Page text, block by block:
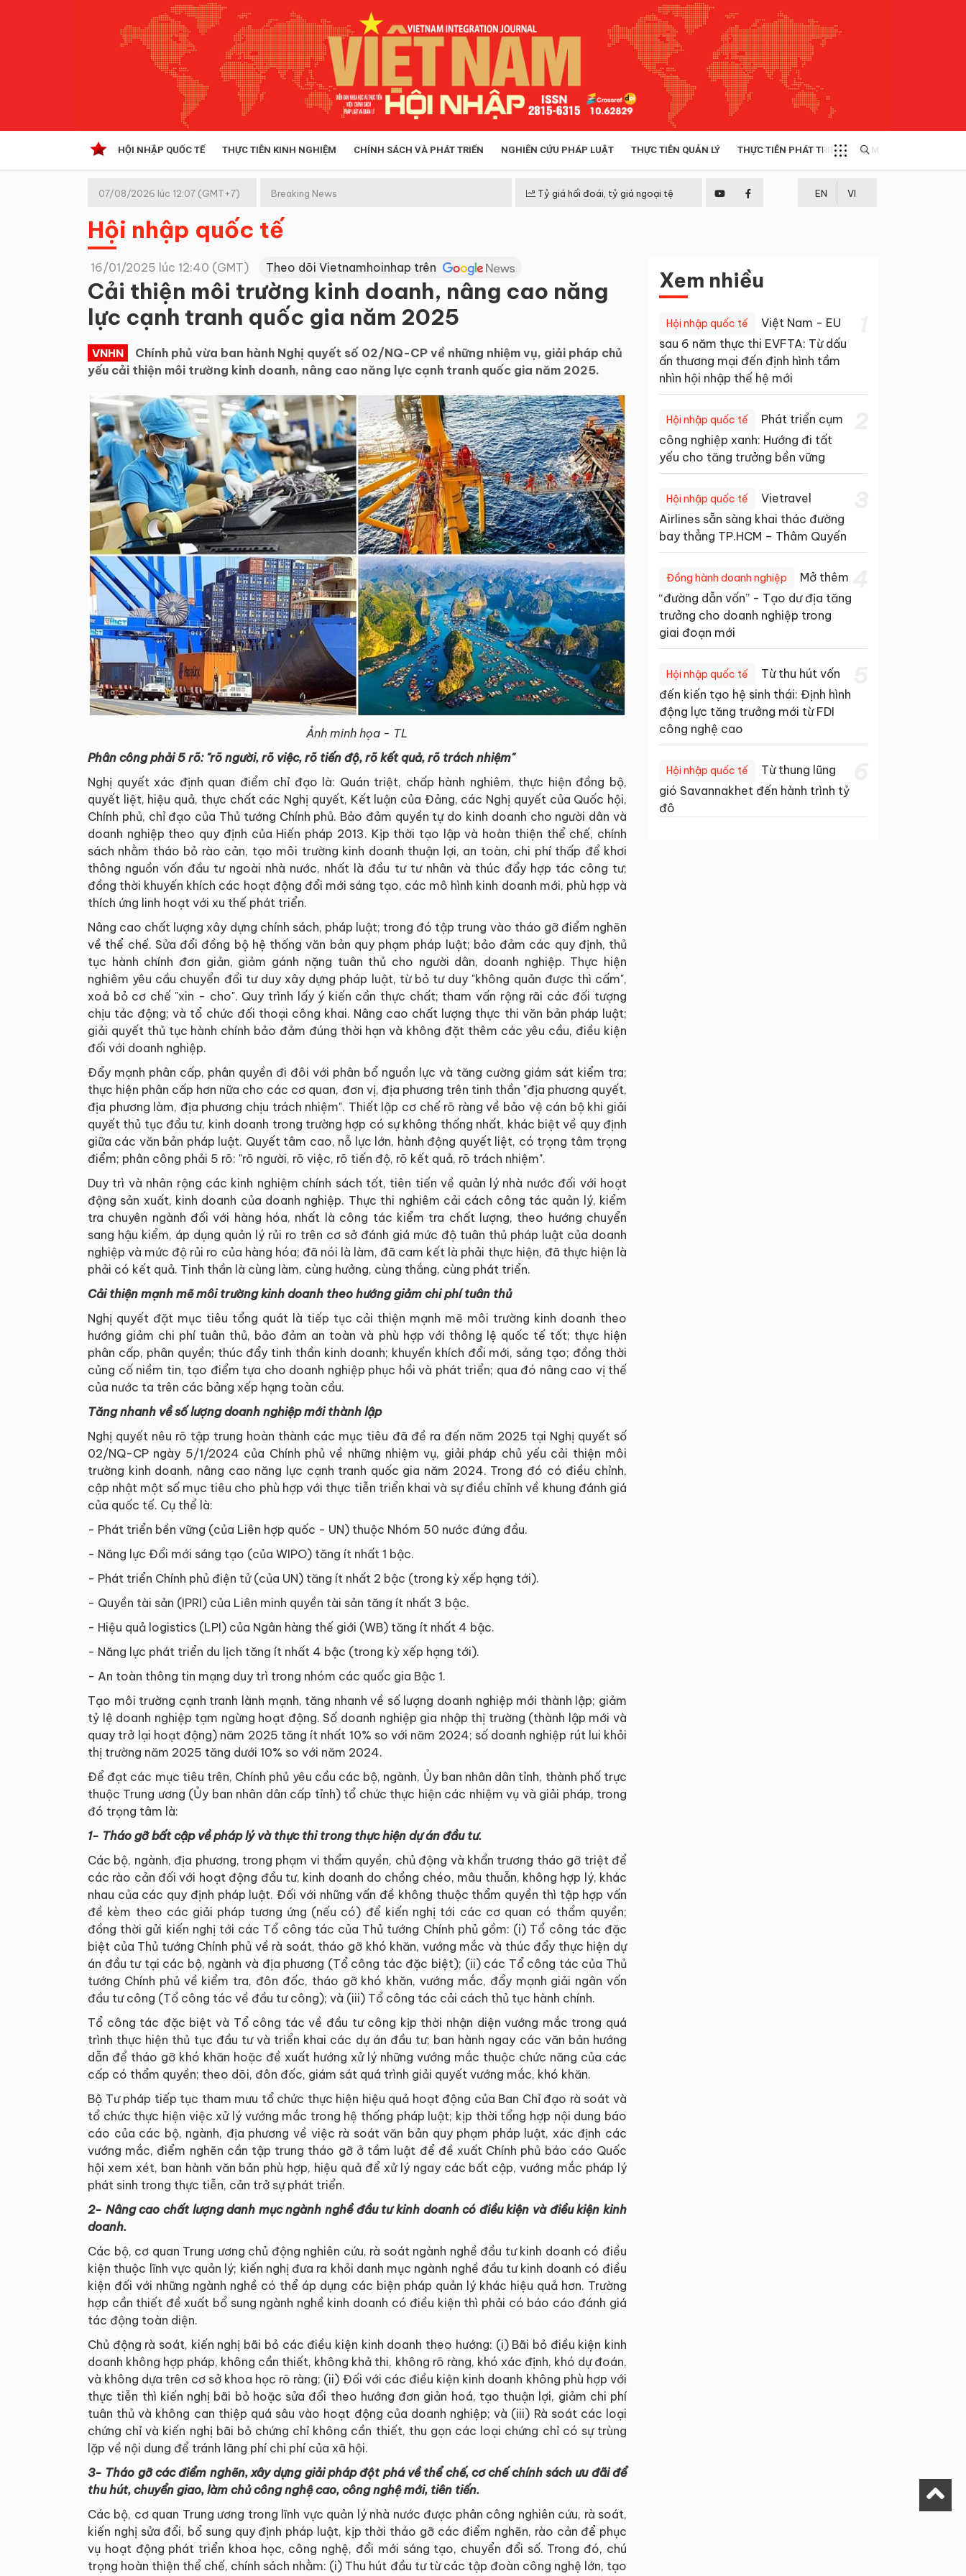
HỘI NHẬP QUỐC TẾ THỰC TIỄN KINH NGHIỆM CHÍNH SÁCH VÀ PHÁT TRIỂN NGHIÊN CỨU PHÁP LUẬT THỰC TIỄN QUẢN LÝ THỰC TIỄN PHÁT TRIỂN MULTIMEDIA
Kinh tế hội nhập
Doanh nghiệp
07/08/2026 lúc 12:07 (GMT+7) Breaking News Tỷ giá hối đoái, tỷ giá ngoại tệ EN VI
Hội nhập quốc tế
16/01/2025 lúc 12:40 (GMT) Theo dõi Vietnamhoinhap trên
Cải thiện môi trường kinh doanh, nâng cao năng
lực cạnh tranh quốc gia năm 2025
VNHN
Chính phủ vừa ban hành Nghị quyết số 02/NQ-CP về những nhiệm vụ, giải pháp chủ
yếu cải thiện môi trường kinh doanh, nâng cao năng lực cạnh tranh quốc gia năm 2025.
Ảnh minh họa - TL
Phân công phải 5 rõ: "rõ người, rõ việc, rõ tiến độ, rõ kết quả, rõ trách nhiệm"
Nghị quyết xác định quan điểm chỉ đạo là: Quán triệt, chấp hành nghiêm, thực hiện đồng bộ,
quyết liệt, hiệu quả, thực chất các Nghị quyết, Kết luận của Đảng, các Nghị quyết của Quốc hội,
Chính phủ, chỉ đạo của Thủ tướng Chính phủ. Bảo đảm quyền tự do kinh doanh cho người dân và
doanh nghiệp theo quy định của Hiến pháp 2013. Kịp thời tạo lập và hoàn thiện thể chế, chính
sách nhằm tháo bỏ rào cản, tạo môi trường kinh doanh thuận lợi, an toàn, chi phí thấp để khơi
thông nguồn vốn đầu tư ngoài nhà nước, nhất là đầu tư tư nhân và thúc đẩy hợp tác công tư;
đồng thời khuyến khích các hoạt động đổi mới sáng tạo, các mô hình kinh doanh mới, phù hợp và
thích ứng linh hoạt với xu thế phát triển.
Nâng cao chất lượng xây dựng chính sách, pháp luật; trong đó tập trung vào tháo gỡ điểm nghẽn
về thể chế. Sửa đổi đồng bộ hệ thống văn bản quy phạm pháp luật; bảo đảm các quy định, thủ
tục hành chính đơn giản, giảm gánh nặng tuân thủ cho người dân, doanh nghiệp. Thực hiện
nghiêm yêu cầu chuyển đổi tư duy xây dựng pháp luật, từ bỏ tư duy "không quản được thì cấm",
xoá bỏ cơ chế "xin - cho". Quy trình lấy ý kiến cần thực chất; tham vấn rộng rãi các đối tượng
chịu tác động; và tổ chức đối thoại công khai. Nâng cao chất lượng thực thi văn bản pháp luật;
giải quyết thủ tục hành chính bảo đảm đúng thời hạn và không đặt thêm các yêu cầu, điều kiện
đối với doanh nghiệp.
Đẩy mạnh phân cấp, phân quyền đi đôi với phân bổ nguồn lực và tăng cường giám sát kiểm tra;
thực hiện phân cấp hơn nữa cho các cơ quan, đơn vị, địa phương trên tinh thần "địa phương quyết,
địa phương làm, địa phương chịu trách nhiệm". Thiết lập cơ chế rõ ràng về bảo vệ cán bộ khi giải
quyết thủ tục đầu tư, kinh doanh trong trường hợp có sự không thống nhất, khác biệt về quy định
giữa các văn bản pháp luật. Quyết tâm cao, nỗ lực lớn, hành động quyết liệt, có trọng tâm trọng
điểm; phân công phải 5 rõ: "rõ người, rõ việc, rõ tiến độ, rõ kết quả, rõ trách nhiệm".
Duy trì và nhân rộng các kinh nghiệm chính sách tốt, tiên tiến về quản lý nhà nước đối với hoạt
động sản xuất, kinh doanh của doanh nghiệp. Thực thi nghiêm cải cách công tác quản lý, kiểm
tra chuyên ngành đối với hàng hóa, nhất là công tác kiểm tra chất lượng, theo hướng chuyển
sang hậu kiểm, áp dụng quản lý rủi ro trên cơ sở đánh giá mức độ tuân thủ pháp luật của doanh
nghiệp và mức độ rủi ro của hàng hóa; đã nói là làm, đã cam kết là phải thực hiện, đã thực hiện là
phải có kết quả. Tinh thần là cùng làm, cùng hưởng, cùng thắng, cùng phát triển.
Cải thiện mạnh mẽ môi trường kinh doanh theo hướng giảm chi phí tuân thủ
Nghị quyết đặt mục tiêu tổng quát là tiếp tục cải thiện mạnh mẽ môi trường kinh doanh theo
hướng giảm chi phí tuân thủ, bảo đảm an toàn và phù hợp với thông lệ quốc tế tốt; thực hiện
phân cấp, phân quyền; thúc đẩy tinh thần kinh doanh; khuyến khích đổi mới, sáng tạo; đồng thời
củng cố niềm tin, tạo điểm tựa cho doanh nghiệp phục hồi và phát triển; qua đó nâng cao vị thế
của nước ta trên các bảng xếp hạng toàn cầu.
Tăng nhanh về số lượng doanh nghiệp mới thành lập
Nghị quyết nêu rõ tập trung hoàn thành các mục tiêu đã đề ra đến năm 2025 tại Nghị quyết số
02/NQ-CP ngày 5/1/2024 của Chính phủ về những nhiệm vụ, giải pháp chủ yếu cải thiện môi
trường kinh doanh, nâng cao năng lực cạnh tranh quốc gia năm 2024. Trong đó có điều chỉnh,
cập nhật một số mục tiêu cho phù hợp với thực tiễn triển khai và sự điều chỉnh về khung đánh giá
của quốc tế. Cụ thể là:
- Phát triển bền vững (của Liên hợp quốc - UN) thuộc Nhóm 50 nước đứng đầu.
- Năng lực Đổi mới sáng tạo (của WIPO) tăng ít nhất 1 bậc.
- Phát triển Chính phủ điện tử (của UN) tăng ít nhất 2 bậc (trong kỳ xếp hạng tới).
- Quyền tài sản (IPRI) của Liên minh quyền tài sản tăng ít nhất 3 bậc.
- Hiệu quả logistics (LPI) của Ngân hàng thế giới (WB) tăng ít nhất 4 bậc.
- Năng lực phát triển du lịch tăng ít nhất 4 bậc (trong kỳ xếp hạng tới).
- An toàn thông tin mạng duy trì trong nhóm các quốc gia Bậc 1.
Tạo môi trường cạnh tranh lành mạnh, tăng nhanh về số lượng doanh nghiệp mới thành lập; giảm
tỷ lệ doanh nghiệp tạm ngừng hoạt động. Số doanh nghiệp gia nhập thị trường (thành lập mới và
quay trở lại hoạt động) năm 2025 tăng ít nhất 10% so với năm 2024; số doanh nghiệp rút lui khỏi
thị trường năm 2025 tăng dưới 10% so với năm 2024.
Để đạt các mục tiêu trên, Chính phủ yêu cầu các bộ, ngành, Ủy ban nhân dân tỉnh, thành phố trực
thuộc Trung ương (Ủy ban nhân dân cấp tỉnh) tổ chức thực hiện các nhiệm vụ và giải pháp, trong
đó trọng tâm là:
1- Tháo gỡ bất cập về pháp lý và thực thi trong thực hiện dự án đầu tư.
Các bộ, ngành, địa phương, trong phạm vi thẩm quyền, chủ động và khẩn trương tháo gỡ triệt để
các rào cản đối với hoạt động đầu tư, kinh doanh do chồng chéo, mâu thuẫn, không hợp lý, khác
nhau của các quy định pháp luật. Đối với những vấn đề không thuộc thẩm quyền thì tập hợp vấn
đề kèm theo các giải pháp tương ứng (nếu có) để kiến nghị tới các cơ quan có thẩm quyền;
đồng thời gửi kiến nghị tới các Tổ công tác của Thủ tướng Chính phủ gồm: (i) Tổ công tác đặc
biệt của Thủ tướng Chính phủ về rà soát, tháo gỡ khó khăn, vướng mắc và thúc đẩy thực hiện dự
án đầu tư tại các bộ, ngành và địa phương (Tổ công tác đặc biệt); (ii) các Tổ công tác của Thủ
tướng Chính phủ về kiểm tra, đôn đốc, tháo gỡ khó khăn, vướng mắc, đẩy mạnh giải ngân vốn
đầu tư công (Tổ công tác về đầu tư công); và (iii) Tổ công tác cải cách thủ tục hành chính.
Tổ công tác đặc biệt và Tổ công tác về đầu tư công kịp thời nhận diện vướng mắc trong quá
trình thực hiện thủ tục đầu tư và triển khai các dự án đầu tư; ban hành ngay các văn bản hướng
dẫn để tháo gỡ khó khăn hoặc đề xuất hướng xử lý những vướng mắc thuộc chức năng của các
cấp có thẩm quyền; theo dõi, đôn đốc, giám sát quá trình giải quyết vướng mắc, khó khăn.
Bộ Tư pháp tiếp tục tham mưu tổ chức thực hiện hiệu quả hoạt động của Ban Chỉ đạo rà soát và
tổ chức thực hiện việc xử lý vướng mắc trong hệ thống pháp luật; kịp thời tổng hợp nội dung báo
cáo của các bộ, ngành, địa phương về việc rà soát văn bản quy phạm pháp luật, xác định các
vướng mắc, điểm nghẽn cần tập trung tháo gỡ ở tầm luật để đề xuất Chính phủ báo cáo Quốc
hội xem xét, ban hành văn bản phù hợp, hiệu quả để xử lý ngay các bất cập, vướng mắc pháp lý
phát sinh trong thực tiễn, cản trở sự phát triển.
2- Nâng cao chất lượng danh mục ngành nghề đầu tư kinh doanh có điều kiện và điều kiện kinh
doanh.
Các bộ, cơ quan Trung ương chủ động nghiên cứu, rà soát ngành nghề đầu tư kinh doanh có điều
kiện thuộc lĩnh vực quản lý; kiến nghị đưa ra khỏi danh mục ngành nghề đầu tư kinh doanh có điều
kiện đối với những ngành nghề có thể áp dụng các biện pháp quản lý khác hiệu quả hơn. Trường
hợp cần thiết đề xuất bổ sung ngành nghề kinh doanh có điều kiện thì phải có báo cáo đánh giá
tác động toàn diện.
Chủ động rà soát, kiến nghị bãi bỏ các điều kiện kinh doanh theo hướng: (i) Bãi bỏ điều kiện kinh
doanh không hợp pháp, không cần thiết, không khả thi, không rõ ràng, khó xác định, khó dự đoán,
và không dựa trên cơ sở khoa học rõ ràng; (ii) Đối với các điều kiện kinh doanh không phù hợp với
thực tiễn thì kiến nghị bãi bỏ hoặc sửa đổi theo hướng đơn giản hoá, tạo thuận lợi, giảm chi phí
tuân thủ và không can thiệp quá sâu vào hoạt động của doanh nghiệp; và (iii) Rà soát các loại
chứng chỉ và kiến nghị bãi bỏ chứng chỉ không cần thiết, thu gọn các loại chứng chỉ có sự trùng
lặp về nội dung để tránh lãng phí chi phí của xã hội.
3- Tháo gỡ các điểm nghẽn, xây dựng giải pháp đột phá về thể chế, cơ chế chính sách ưu đãi để
thu hút, chuyển giao, làm chủ công nghệ cao, công nghệ mới, tiên tiến.
Các bộ, cơ quan Trung ương trong lĩnh vực quản lý nhà nước được phân công nghiên cứu, rà soát,
kiến nghị sửa đổi, bổ sung quy định pháp luật, kịp thời tháo gỡ các điểm nghẽn, rào cản để phục
vụ hoạt động phát triển khoa học, công nghệ, đổi mới sáng tạo, chuyển đổi số. Trong đó, chú
trọng hoàn thiện thể chế, chính sách nhằm: (i) Thu hút đầu tư từ các tập đoàn công nghệ lớn, tạo
Xem nhiều
Hội nhập quốc tế
Việt Nam - EU
sau 6 năm thực thi EVFTA: Từ dấu
ấn thương mại đến định hình tầm
nhìn hội nhập thế hệ mới
Hội nhập quốc tế
Phát triển cụm
công nghiệp xanh: Hướng đi tất
yếu cho tăng trưởng bền vững
Hội nhập quốc tế
Vietravel
Airlines sẵn sàng khai thác đường
bay thẳng TP.HCM – Thâm Quyến
Đồng hành doanh nghiệp
Mở thêm
“đường dẫn vốn” - Tạo dư địa tăng
trưởng cho doanh nghiệp trong
giai đoạn mới
Hội nhập quốc tế
Từ thu hút vốn
đến kiến tạo hệ sinh thái: Định hình
động lực tăng trưởng mới từ FDI
công nghệ cao
Hội nhập quốc tế
Từ thung lũng
gió Savannakhet đến hành trình tỷ
đô